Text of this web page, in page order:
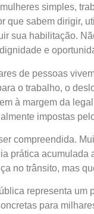
simples,
que sabem dirigir,
sua habilitação.
e
de pessoas
o trabalho, o
à margem da
impostas
compreendida.
prática
no trânsito, mas
representa
para